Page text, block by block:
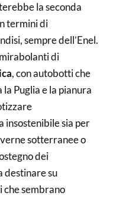
la seconda
termini di
sempre dell’Enel.
mirabolanti di
, con autobotti che
Puglia e la pianura
insostenibile sia per
sotterranee o
dei
destinare su
che sembrano